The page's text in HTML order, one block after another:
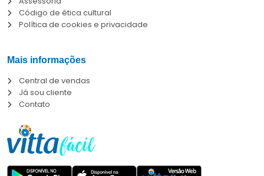
Código de ética cultural
Política de cookies e privacidade
Mais informações
Central de vendas
Já sou cliente
Contato